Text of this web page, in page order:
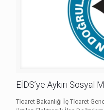
EİDS’ye Aykırı Sosyal
Ticaret Bakanlığı İç Ticaret